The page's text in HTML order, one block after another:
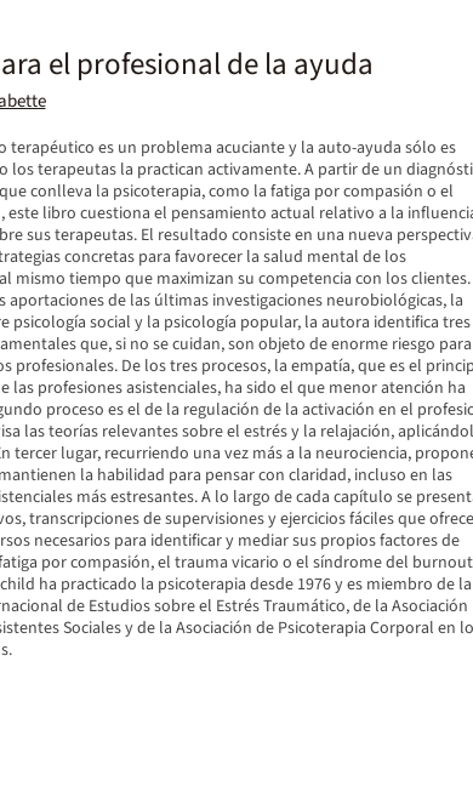
el profesional de la ayuda
terapéutico es un problema acuciante y la auto-ayuda sólo es
los terapeutas la practican activamente. A partir de un
conlleva la psicoterapia, como la fatiga por compasión o el
este libro cuestiona el pensamiento actual relativo a la
sus terapeutas. El resultado consiste en una nueva
concretas para favorecer la salud mental de los
mismo tiempo que maximizan su competencia con los clientes.
aportaciones de las últimas investigaciones neurobiológicas, la
psicología social y la psicología popular, la autora identifica tres
que, si no se cuidan, son objeto de enorme riesgo
profesionales. De los tres procesos, la empatía, que es el
las profesiones asistenciales, ha sido el que menor atención ha
proceso es el de la regulación de la activación en el
las teorías relevantes sobre el estrés y la relajación,
tercer lugar, recurriendo una vez más a la neurociencia,
la habilidad para pensar con claridad, incluso en las
más estresantes. A lo largo de cada capítulo se
transcripciones de supervisiones y ejercicios fáciles que
necesarios para identificar y mediar sus propios factores de
por compasión, el trauma vicario o el síndrome del
ha practicado la psicoterapia desde 1976 y es miembro de la
de Estudios sobre el Estrés Traumático, de la Asociación
Sociales y de la Asociación de Psicoterapia Corporal en